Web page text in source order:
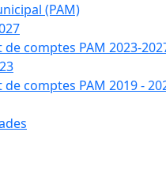
(PAM)
de comptes PAM 2023-
de comptes PAM 2019 -